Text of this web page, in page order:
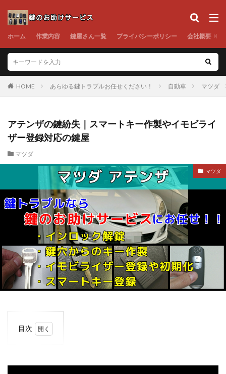
ホーム 作業内容 鍵屋さん一覧 プライバシーポリシー 会社概要
HOME あらゆる鍵トラブルお任せください！ 自動車 マツダ
アテンザの鍵紛失｜スマートキー作製やイモビライ
ザー登録対応の鍵屋
マツダ
マツダ
目次